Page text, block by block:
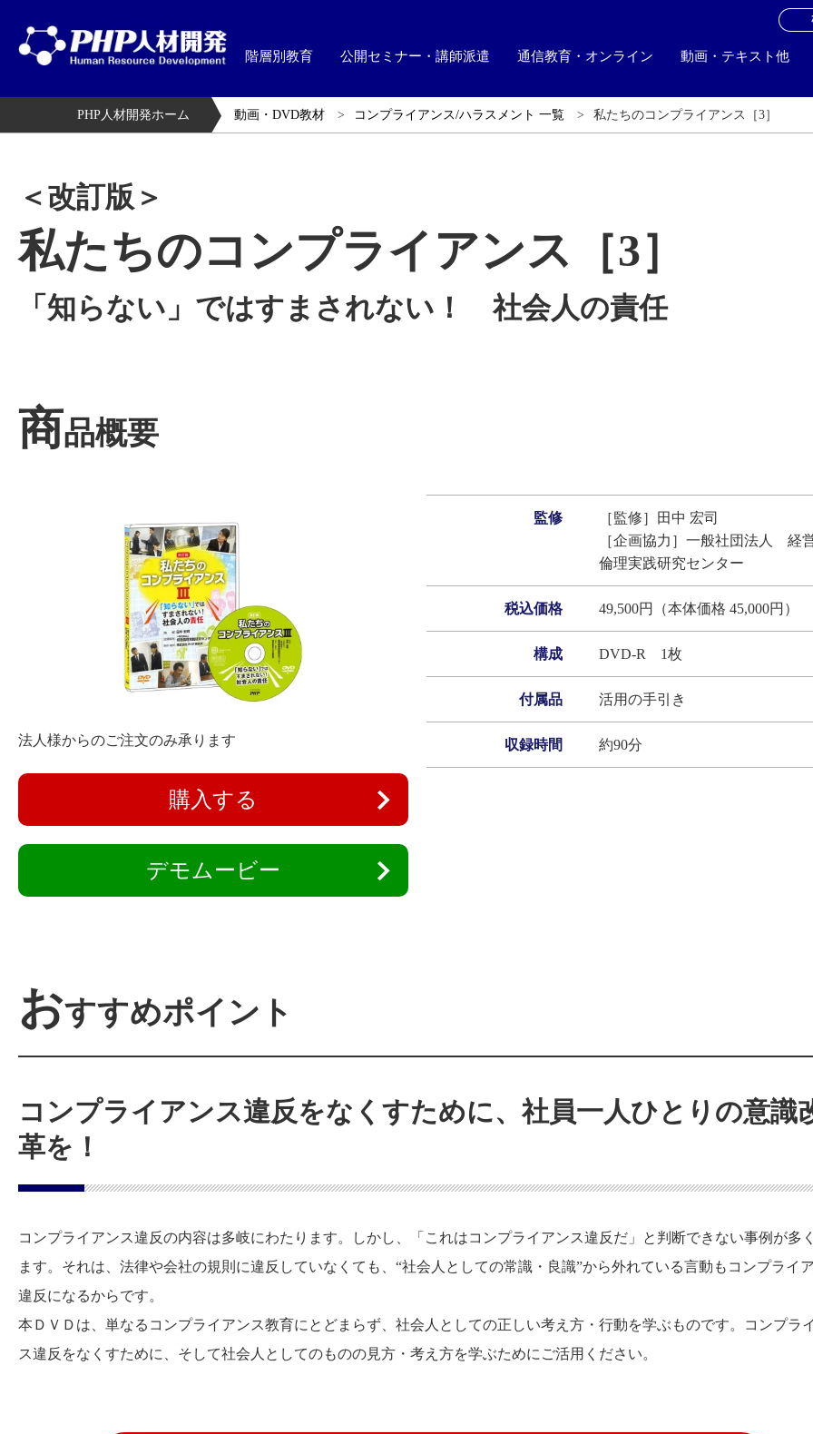
階層別教育 公開セミナー・講師派遣 通信教育・オンライン 動画・テキスト他
PHP人材開発ホーム 動画・DVD教材 コンプライアンス/ハラスメント 一覧 私たちのコンプライアンス［3］
＜改訂版＞
私たちのコンプライアンス［3］
「知らない」ではすまされない！ 社会人の責任
商品概要
法人様からのご注文のみ承ります
購入する
デモムービー
監修
［監修］田中 宏司
［企画協力］一般社団法人 経
倫理実践研究センター
税込価格 49,500円（本体価格 45,000円）
構成 DVD‐R 1枚
付属品 活用の手引き
収録時間 約90分
おすすめポイント
コンプライアンス違反をなくすために、社員一人ひとりの意識
革を！
コンプライアンス違反の内容は多岐にわたります。しかし、「これはコンプライアンス違反だ」と判断できない事例が多
ます。それは、法律や会社の規則に違反していなくても、“社会人としての常識・良識”から外れている言動もコンプライ
違反になるからです。
本ＤＶＤは、単なるコンプライアンス教育にとどまらず、社会人としての正しい考え方・行動を学ぶものです。コンプラ
ス違反をなくすために、そして社会人としてのものの見方・考え方を学ぶためにご活用ください。